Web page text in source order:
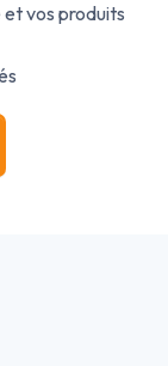
vos produits